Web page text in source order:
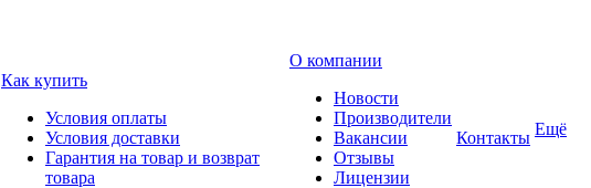
Как купить
Условия оплаты
Условия доставки
Гарантия на товар и возврат
товара
О компании
Новости
Производители
Вакансии
Отзывы
Лицензии
Контакты Ещё